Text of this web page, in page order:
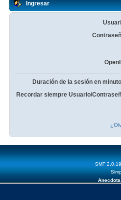
Ingresar
Duración de la sesión en
Recordar siempre Usuario/
SMF 2.0.19
Anecdota